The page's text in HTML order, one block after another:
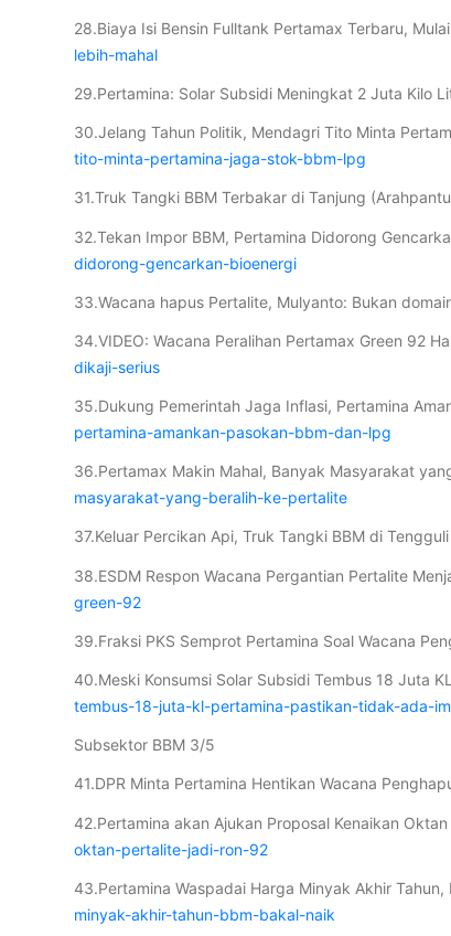
28.Biaya Isi Bensin Fulltank Pertamax Terbaru,
lebih-mahal
29.Pertamina: Solar Subsidi Meningkat 2 Juta Kilo
30.Jelang Tahun Politik, Mendagri Tito Minta
tito-minta-pertamina-jaga-stok-bbm-lpg
31.Truk Tangki BBM Terbakar di Tanjung
32.Tekan Impor BBM, Pertamina Didorong
didorong-gencarkan-bioenergi
33.Wacana hapus Pertalite, Mulyanto: Bukan
34.VIDEO: Wacana Peralihan Pertamax Green 92
dikaji-serius
35.Dukung Pemerintah Jaga Inflasi, Pertamina
pertamina-amankan-pasokan-bbm-dan-lpg
36.Pertamax Makin Mahal, Banyak Masyarakat
masyarakat-yang-beralih-ke-pertalite
37.Keluar Percikan Api, Truk Tangki BBM di
38.ESDM Respon Wacana Pergantian Pertalite
green-92
39.Fraksi PKS Semprot Pertamina Soal Wacana
40.Meski Konsumsi Solar Subsidi Tembus 18 Juta
tembus-18-juta-kl-pertamina-pastikan-tidak-ada-
Subsektor BBM 3/5
41.DPR Minta Pertamina Hentikan Wacana
42.Pertamina akan Ajukan Proposal Kenaikan
oktan-pertalite-jadi-ron-92
43.Pertamina Waspadai Harga Minyak Akhir
minyak-akhir-tahun-bbm-bakal-naik